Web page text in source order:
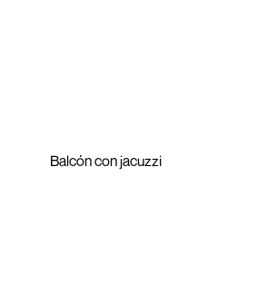
Balcón con jacuzzi